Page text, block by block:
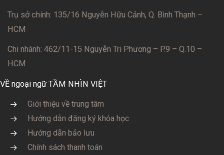
Trụ sở chính: 135/16 Nguyễn Hữu Cảnh, Q. Bình Thạnh –
HCM
Chi nhánh: 462/11-15 Nguyễn Tri Phương – P.9 – Q.10 –
HCM
VỀ ngoại ngữ TẦM NHÌN VIỆT
Giới thiệu về trung tâm
Hướng dẫn đăng ký khóa học
Hướng dẫn bảo lưu
Chính sách thanh toán